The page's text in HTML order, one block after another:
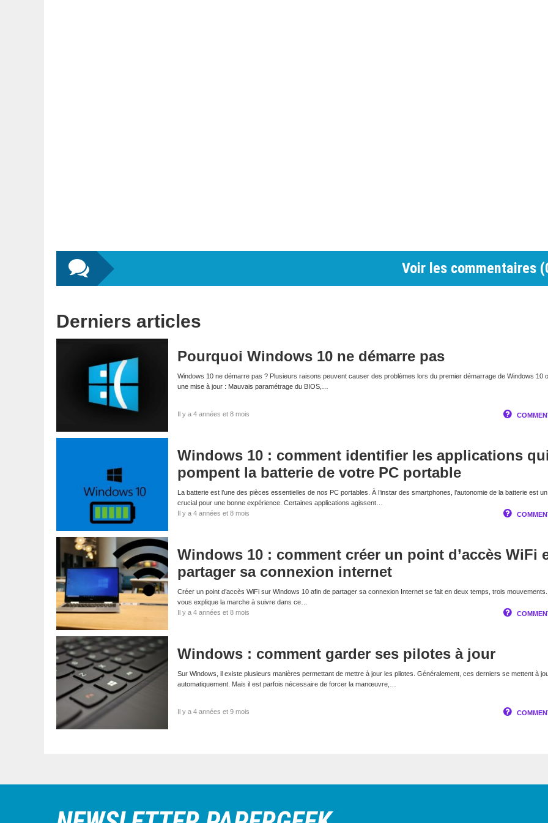
Voir les commentaires (
Derniers articles
Pourquoi Windows 10 ne démarre pas
Windows 10 ne démarre pas ? Plusieurs raisons peuvent causer des problèmes lors du premier démarrage de Windows 10
une mise à jour : Mauvais paramétrage du BIOS,…
Il y a 4 années et 8 mois
Windows 10 : comment identifier les applications
pompent la batterie de votre PC portable
La batterie est l’une des pièces essentielles de nos PC portables. À l’instar des smartphones, l’autonomie de la batterie est
crucial pour une bonne expérience. Certaines applications agissent…
Il y a 4 années et 8 mois
Windows 10 : comment créer un point d’accès WiFi
partager sa connexion internet
Créer un point d’accès WiFi sur Windows 10 afin de partager sa connexion Internet se fait en deux temps, trois
vous explique la marche à suivre dans ce…
Il y a 4 années et 8 mois
Windows : comment garder ses pilotes à jour
Sur Windows, il existe plusieurs manières permettant de mettre à jour les pilotes. Généralement, ces derniers se mettent à
automatiquement. Mais il est parfois nécessaire de forcer la manœuvre,…
Il y a 4 années et 9 mois